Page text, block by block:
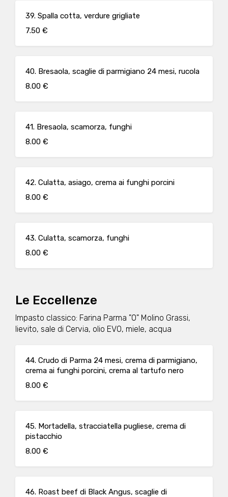
39. Spalla cotta, verdure grigliate
7.50 €
40. Bresaola, scaglie di parmigiano 24 mesi, rucola
8.00 €
41. Bresaola, scamorza, funghi
8.00 €
42. Culatta, asiago, crema ai funghi porcini
8.00 €
43. Culatta, scamorza, funghi
8.00 €
Le Eccellenze
Impasto classico: Farina Parma "0" Molino Grassi,
lievito, sale di Cervia, olio EVO, miele, acqua
44. Crudo di Parma 24 mesi, crema di parmigiano,
crema ai funghi porcini, crema al tartufo nero
8.00 €
45. Mortadella, stracciatella pugliese, crema di
pistacchio
8.00 €
46. Roast beef di Black Angus, scaglie di